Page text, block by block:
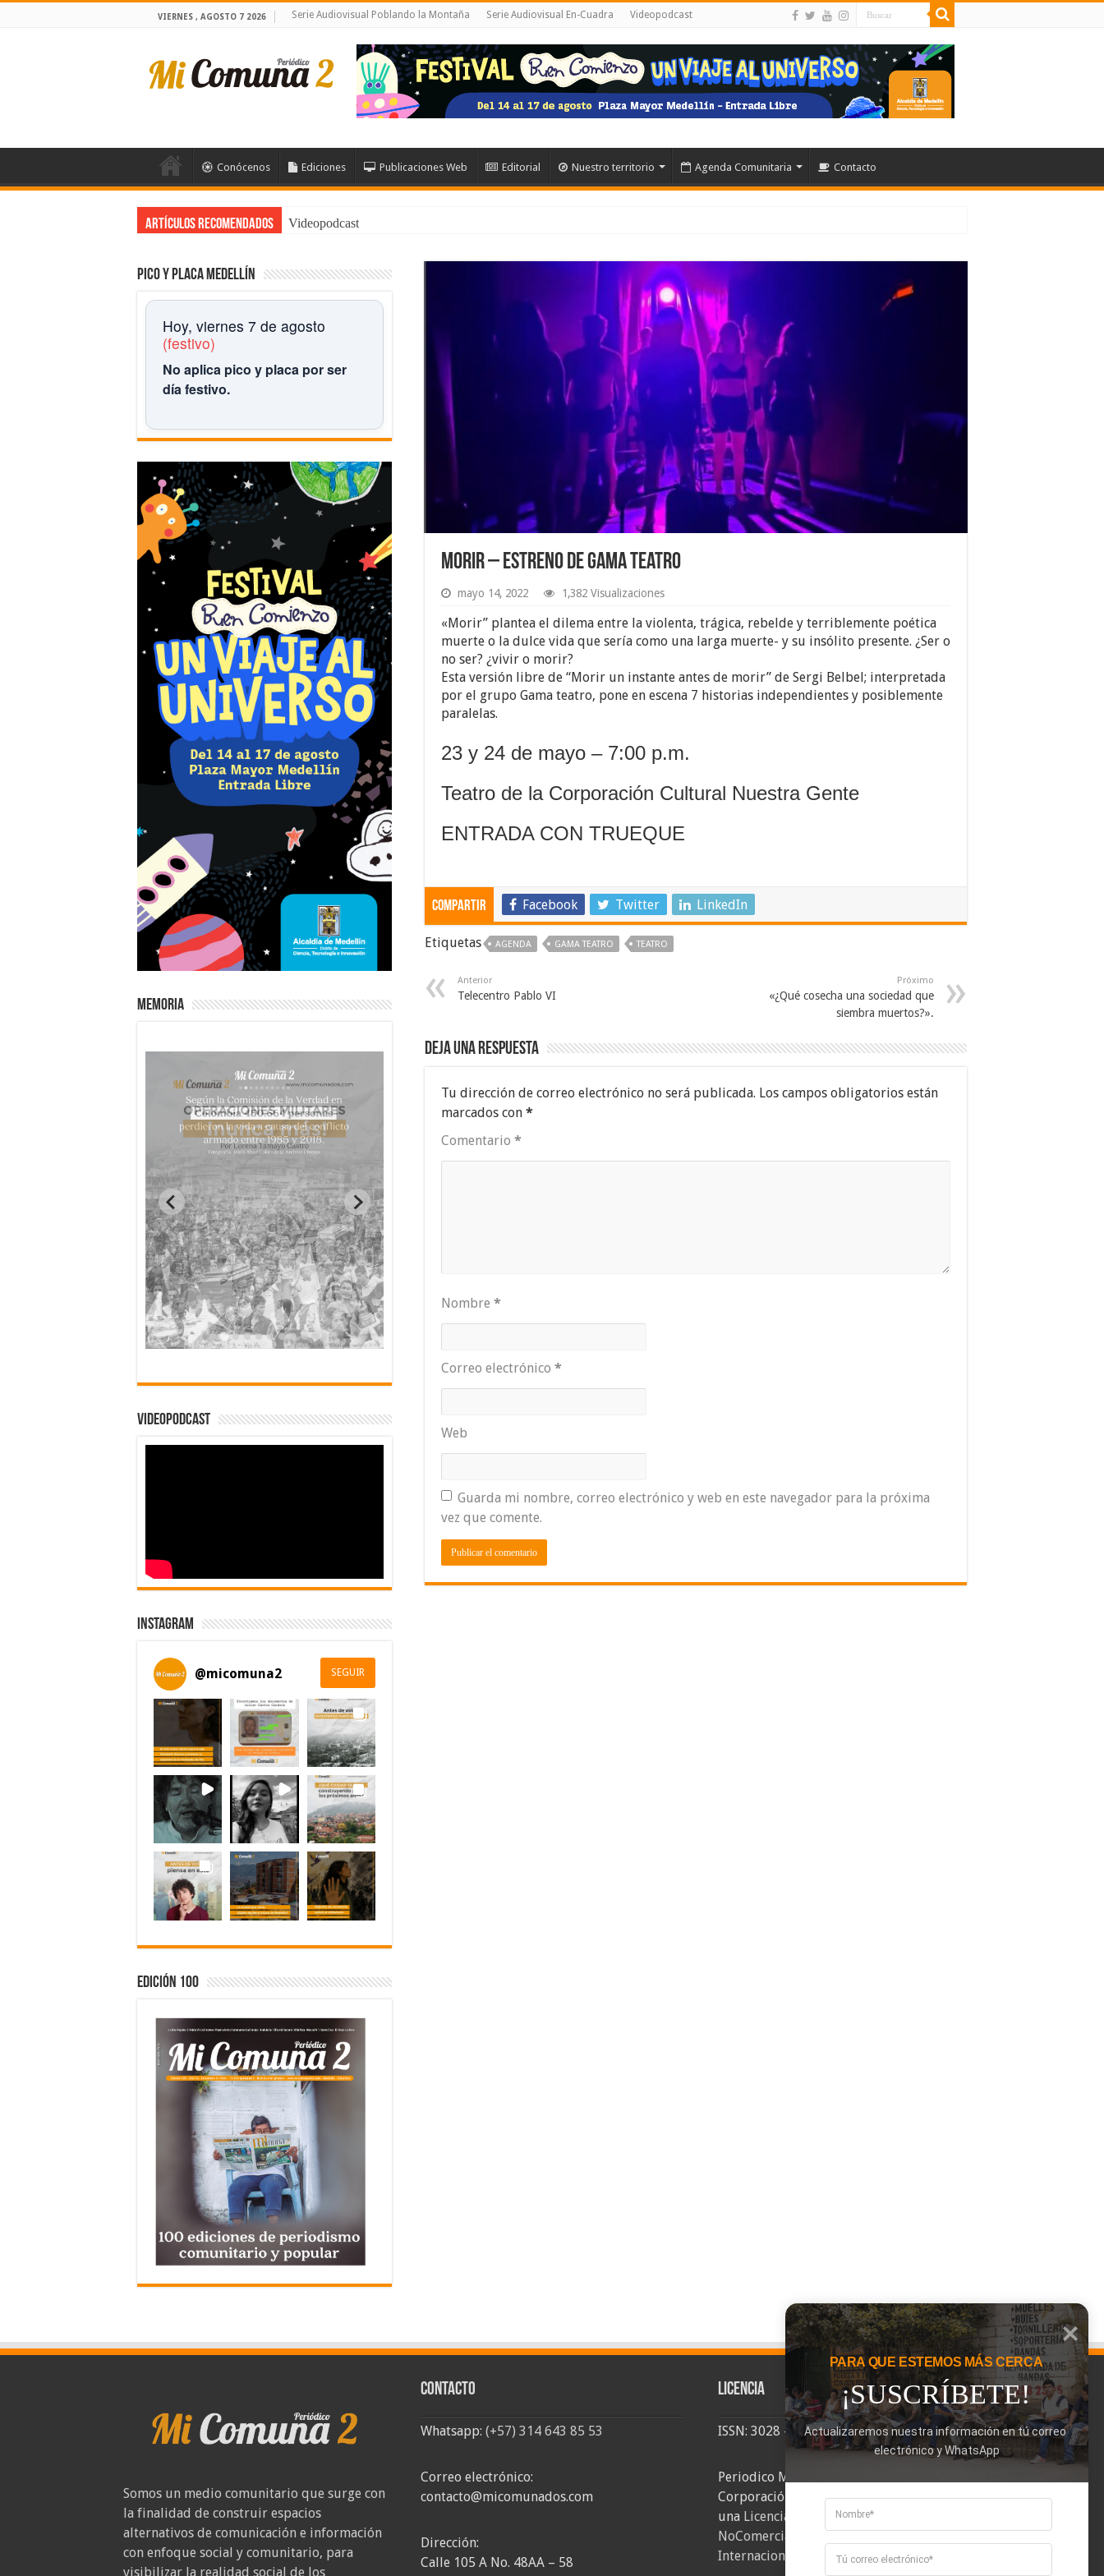
VIERNES , AGOSTO 7 2026 Serie Audiovisual Poblando la Montaña Serie Audiovisual En-Cuadra Videopodcast
Conócenos Ediciones Publicaciones Web Editorial Nuestro territorio Agenda Comunitaria Contacto
Artículos Recomendados Videopodcast
Morir – Estreno de Gama Teatro
mayo 14, 2022 1,382 Visualizaciones
«Morir” plantea el dilema entre la violenta, trágica, rebelde y terriblemente poética
muerte o la dulce vida que sería como una larga muerte- y su insólito presente. ¿Ser o
no ser? ¿vivir o morir?
Esta versión libre de “Morir un instante antes de morir” de Sergi Belbel; interpretada
por el grupo Gama teatro, pone en escena 7 historias independientes y posiblemente
paralelas.
23 y 24 de mayo – 7:00 p.m.
Teatro de la Corporación Cultural Nuestra Gente
ENTRADA CON TRUEQUE
Compartir Facebook Twitter LinkedIn
Etiquetas AGENDA GAMA TEATRO TEATRO
Anterior
Telecentro Pablo VI
Próximo
«¿Qué cosecha una sociedad que
siembra muertos?».
Deja una respuesta
Tu dirección de correo electrónico no será publicada. Los campos obligatorios están
marcados con *
Comentario *
Nombre *
Correo electrónico *
Web
Guarda mi nombre, correo electrónico y web en este navegador para la próxima
vez que comente.
Pico y placa Medellín
Hoy, viernes 7 de agosto
(festivo)
No aplica pico y placa por ser
día festivo.
Memoria
Videopodcast
Instagram
@micomuna2 SEGUIR
Edición 100
Somos un medio comunitario que surge con
la finalidad de construir espacios
alternativos de comunicación e información
con enfoque social y comunitario, para
visibilizar la realidad social de los
Contacto
Whatsapp: (+57) 314 643 85 53
Correo electrónico:
contacto@micomunados.com
Dirección:
Calle 105 A No. 48AA – 58
Licencia
ISSN: 3028 - 6026
Periodico Mi Comuna 2, elaborado por
Corporación Mi Comuna se distribuye bajo
una Licencia Creative Commons Atribución-
NoComercial-CompartirIgual 4.0
Internacional
PARA QUE ESTEMOS MÁS CERCA
¡SUSCRÍBETE!
Actualizaremos nuestra información en tú correo
electrónico y WhatsApp